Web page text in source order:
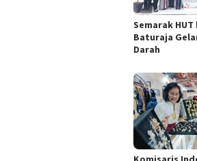
Semarak HUT
Baturaja
Darah